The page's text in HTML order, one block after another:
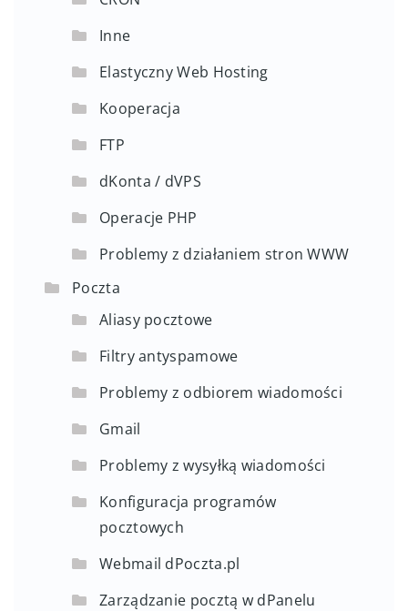
Inne
Elastyczny Web Hosting
Kooperacja
FTP
dKonta / dVPS
Operacje PHP
Problemy z działaniem stron WWW
Poczta
Aliasy pocztowe
Filtry antyspamowe
Problemy z odbiorem wiadomości
Gmail
Problemy z wysyłką wiadomości
Konfiguracja programów
pocztowych
Webmail dPoczta.pl
Zarządzanie pocztą w dPanelu